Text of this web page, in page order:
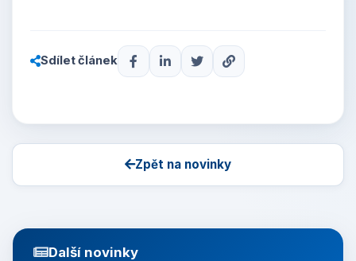
Sdílet článek
Zpět na novinky
Další novinky